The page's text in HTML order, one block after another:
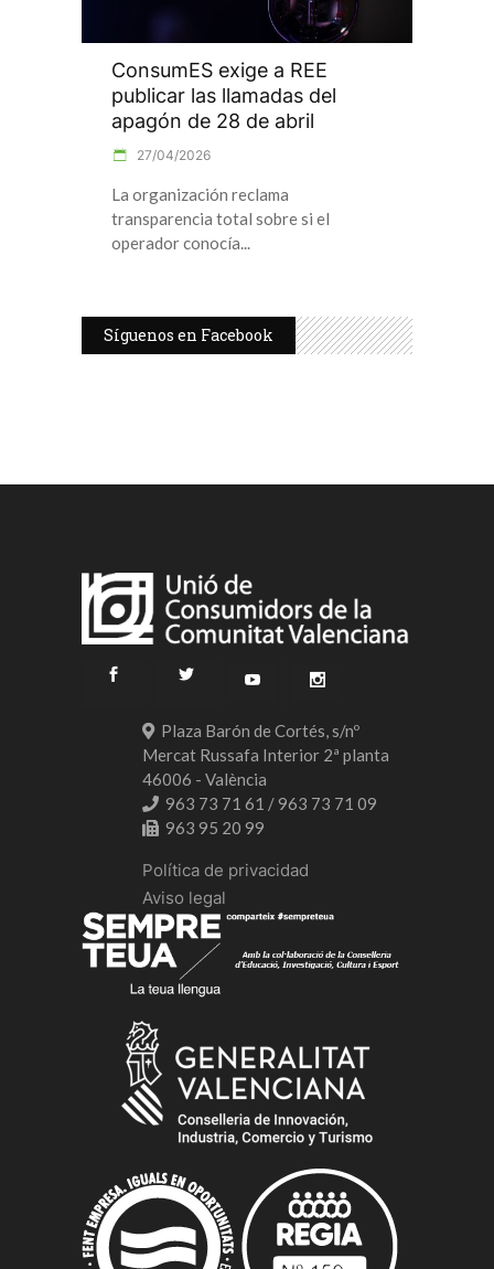
ConsumES exige a REE
publicar las llamadas del
apagón de 28 de abril
27/04/2026
La organización reclama
transparencia total sobre si el
operador conocía
Síguenos en Facebook
Plaza Barón de Cortés, s/nº
Mercat Russafa Interior 2ª planta
46006 - València
963 73 71 61 / 963 73 71 09
963 95 20 99
Política de privacidad
Aviso legal